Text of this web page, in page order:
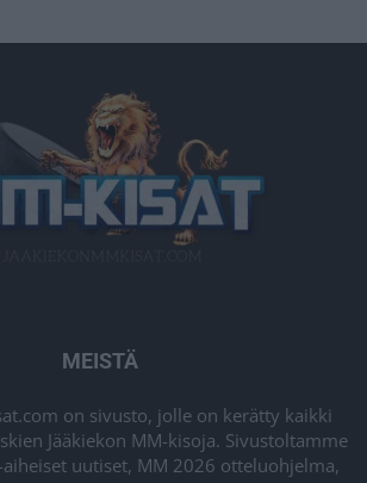
MEISTÄ
on sivusto, jolle on kerätty kaikki
Jääkiekon MM-kisoja. Sivustoltamme
uutiset, MM 2026 otteluohjelma,